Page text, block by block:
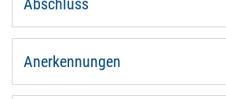
Abschluss
Anerkennungen